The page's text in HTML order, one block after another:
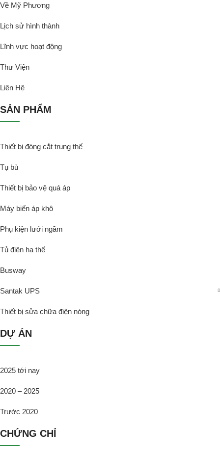
Về Mỹ Phương
Lịch sử hình thành
Lĩnh vực hoạt động
Thư Viện
Liên Hệ
SẢN PHẨM
Thiết bị đóng cắt trung thế
Tụ bù
Thiết bị bảo vệ quá áp
Máy biến áp khô
Phụ kiện lưới ngầm
Tủ điện hạ thế
Busway
Santak UPS
Thiết bị sửa chữa điện nóng
DỰ ÁN
2025 tới nay
2020 – 2025
Trước 2020
CHỨNG CHỈ